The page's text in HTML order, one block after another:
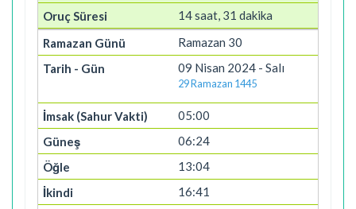
14 saat, 31 dakika
Ramazan 30
09 Nisan 2024 - Salı
29 Ramazan 1445
05:00
06:24
13:04
16:41